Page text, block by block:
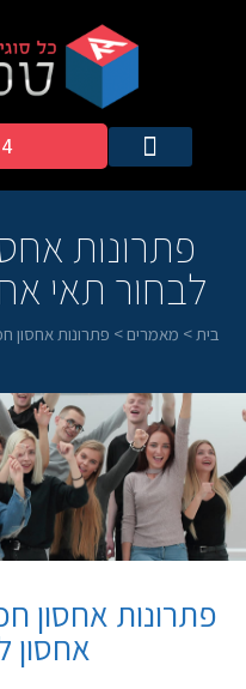
פתרונות
לבחור תאי
בית> מאמרים > פתרונות אחסון
פתרונות אחסון
אחסון